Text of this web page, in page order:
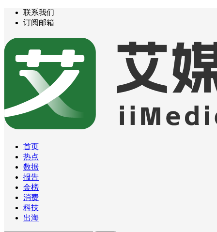
联系我们
订阅邮箱
首页
热点
数据
报告
金榜
消费
科技
出海